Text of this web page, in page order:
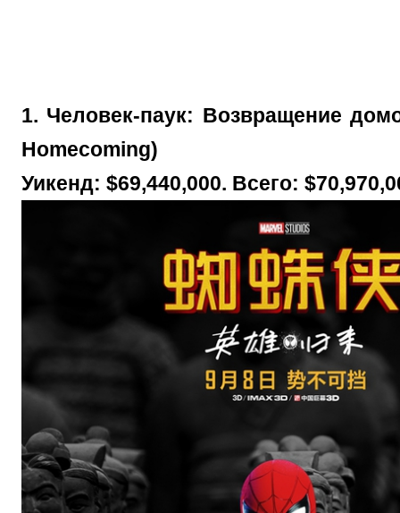
1. Человек-паук: Возвращение
Homecoming)
Уикенд: $69,440,000. Всего: